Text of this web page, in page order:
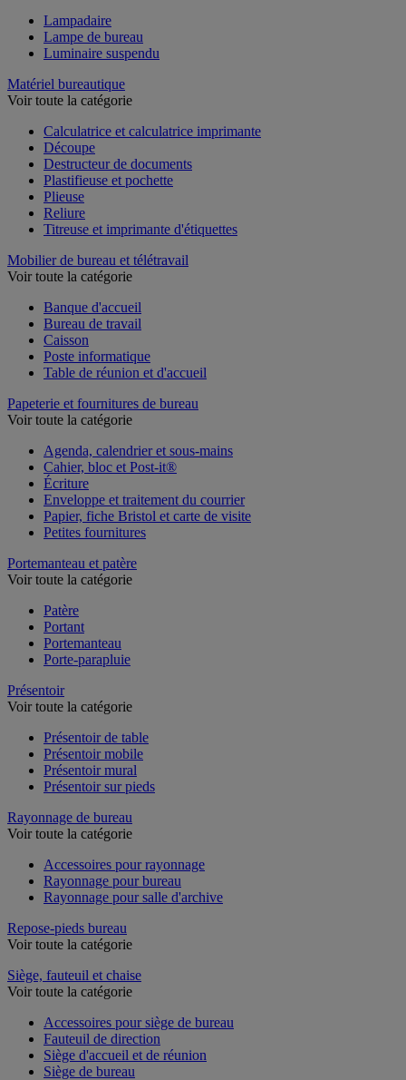
Lampadaire
Lampe de bureau
Luminaire suspendu
Matériel bureautique
Voir toute la catégorie
Calculatrice et calculatrice imprimante
Découpe
Destructeur de documents
Plastifieuse et pochette
Plieuse
Reliure
Titreuse et imprimante d'étiquettes
Mobilier de bureau et télétravail
Voir toute la catégorie
Banque d'accueil
Bureau de travail
Caisson
Poste informatique
Table de réunion et d'accueil
Papeterie et fournitures de bureau
Voir toute la catégorie
Agenda, calendrier et sous-mains
Cahier, bloc et Post-it®
Écriture
Enveloppe et traitement du courrier
Papier, fiche Bristol et carte de visite
Petites fournitures
Portemanteau et patère
Voir toute la catégorie
Patère
Portant
Portemanteau
Porte-parapluie
Présentoir
Voir toute la catégorie
Présentoir de table
Présentoir mobile
Présentoir mural
Présentoir sur pieds
Rayonnage de bureau
Voir toute la catégorie
Accessoires pour rayonnage
Rayonnage pour bureau
Rayonnage pour salle d'archive
Repose-pieds bureau
Voir toute la catégorie
Siège, fauteuil et chaise
Voir toute la catégorie
Accessoires pour siège de bureau
Fauteuil de direction
Siège d'accueil et de réunion
Siège de bureau